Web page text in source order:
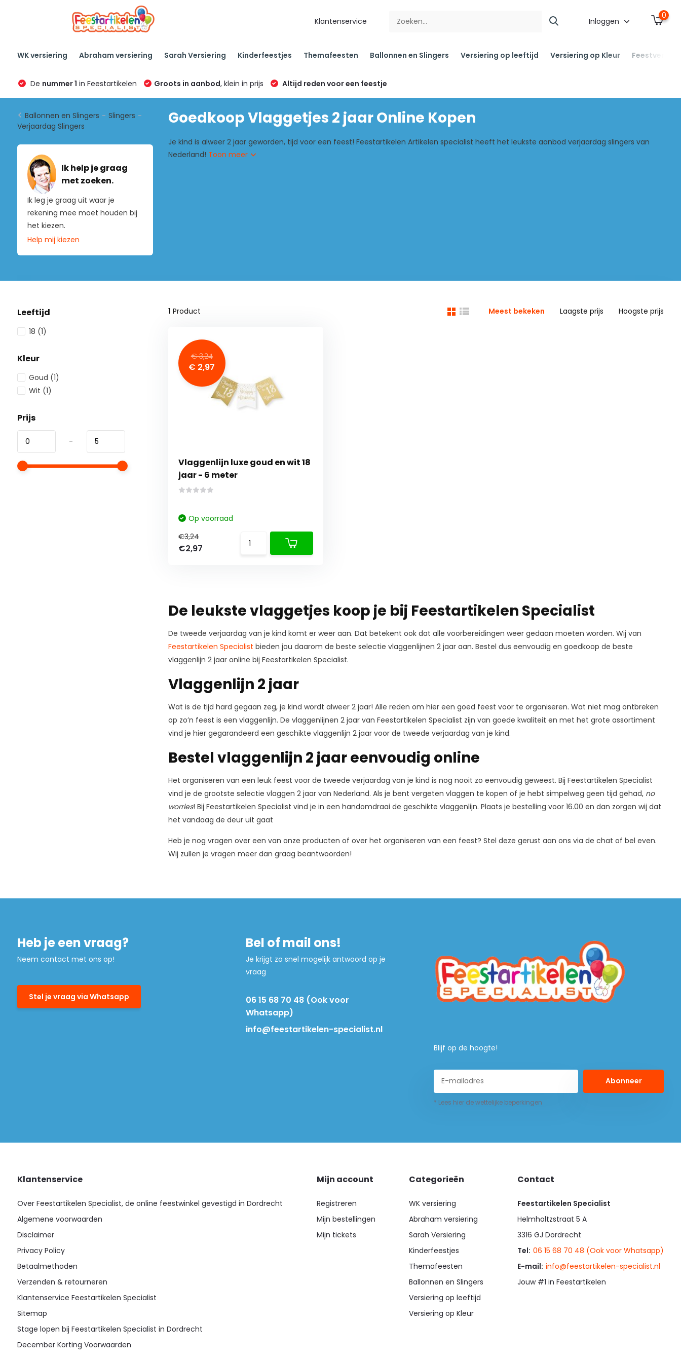
Klantenservice Inloggen
0
WK versiering Abraham versiering Sarah Versiering Kinderfeestjes Themafeesten Ballonnen en Slingers Versiering op leeftijd Versiering op Kleur
De nummer 1 in Feestartikelen Groots in aanbod, klein in prijs Altijd reden voor een feestje
Ballonnen en Slingers - Slingers -
Verjaardag Slingers
Ik help je graag
met zoeken.
Ik leg je graag uit waar je
rekening mee moet houden bij
het kiezen.
Help mij kiezen
Goedkoop Vlaggetjes 2 jaar Online Kopen
Je kind is alweer 2 jaar geworden, tijd voor een feest! Feestartikelen Artikelen specialist heeft het leukste aanbod verjaardag slingers van
Nederland! Toon meer
Leeftijd
18 (1)
Kleur
Goud (1)
Wit (1)
Prijs
-
1 Product Meest bekeken Laagste prijs Hoogste prijs
€ 3,24
€ 2,97
Vlaggenlijn luxe goud en wit 18
jaar - 6 meter
Op voorraad
€3,24
€2,97
De leukste vlaggetjes koop je bij Feestartikelen Specialist
De tweede verjaardag van je kind komt er weer aan. Dat betekent ook dat alle voorbereidingen weer gedaan moeten worden. Wij van
Feestartikelen Specialist bieden jou daarom de beste selectie vlaggenlijnen 2 jaar aan. Bestel dus eenvoudig en goedkoop de beste
vlaggenlijn 2 jaar online bij Feestartikelen Specialist.
Vlaggenlijn 2 jaar
Wat is de tijd hard gegaan zeg, je kind wordt alweer 2 jaar! Alle reden om hier een goed feest voor te organiseren. Wat niet mag ontbreken
op zo’n feest is een vlaggenlijn. De vlaggenlijnen 2 jaar van Feestartikelen Specialist zijn van goede kwaliteit en met het grote assortiment
vind je hier gegarandeerd een geschikte vlaggenlijn 2 jaar voor de tweede verjaardag van je kind.
Bestel vlaggenlijn 2 jaar eenvoudig online
Het organiseren van een leuk feest voor de tweede verjaardag van je kind is nog nooit zo eenvoudig geweest. Bij Feestartikelen Specialist
vind je de grootste selectie vlaggen 2 jaar van Nederland. Als je bent vergeten vlaggen te kopen of je hebt simpelweg geen tijd gehad, no
worries! Bij Feestartikelen Specialist vind je in een handomdraai de geschikte vlaggenlijn. Plaats je bestelling voor 16.00 en dan zorgen wij dat
het vandaag de deur uit gaat
Heb je nog vragen over een van onze producten of over het organiseren van een feest? Stel deze gerust aan ons via de chat of bel even.
Wij zullen je vragen meer dan graag beantwoorden!
Heb je een vraag?
Neem contact met ons op!
Stel je vraag via Whatsapp
Bel of mail ons!
Je krijgt zo snel mogelijk antwoord op je
vraag
06 15 68 70 48 (Ook voor
Whatsapp)
info@feestartikelen-specialist.nl
Blijf op de hoogte!
Abonneer
* Lees hier de wettelijke beperkingen
Klantenservice
Over Feestartikelen Specialist, de online feestwinkel gevestigd in Dordrecht
Algemene voorwaarden
Disclaimer
Privacy Policy
Betaalmethoden
Verzenden & retourneren
Klantenservice Feestartikelen Specialist
Sitemap
Stage lopen bij Feestartikelen Specialist in Dordrecht
December Korting Voorwaarden
Mijn account
Registreren
Mijn bestellingen
Mijn tickets
Categorieën
WK versiering
Abraham versiering
Sarah Versiering
Kinderfeestjes
Themafeesten
Ballonnen en Slingers
Versiering op leeftijd
Versiering op Kleur
Contact
Feestartikelen Specialist
Helmholtzstraat 5 A
3316 GJ Dordrecht
Tel: 06 15 68 70 48 (Ook voor Whatsapp)
E-mail: info@feestartikelen-specialist.nl
Jouw #1 in Feestartikelen